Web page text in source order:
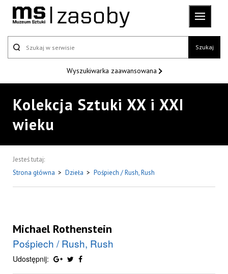
Szukaj
Wyszukiwarka zaawansowana
Kolekcja Sztuki XX i XXI
wieku
Jesteś tutaj:
Strona główna > Dzieła > Pośpiech / Rush, Rush
Michael Rothenstein
Pośpiech / Rush, Rush
Udostępnij: